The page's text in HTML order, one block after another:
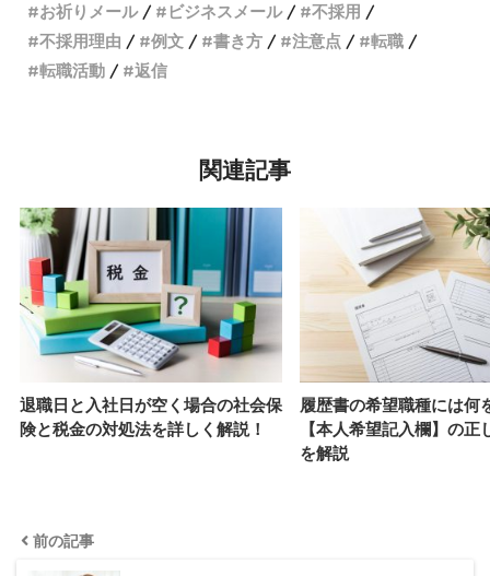
お祈りメール
ビジネスメール
不採用
不採用理由
例文 書き方 注意点
転職
転職活動
返信
関連記事
退職日と入社日が空く場合の社会保
険と税金の対処法を詳しく解説！
履歴書の希望職種には何
【本人希望記入欄】の正
を解説
前の記事